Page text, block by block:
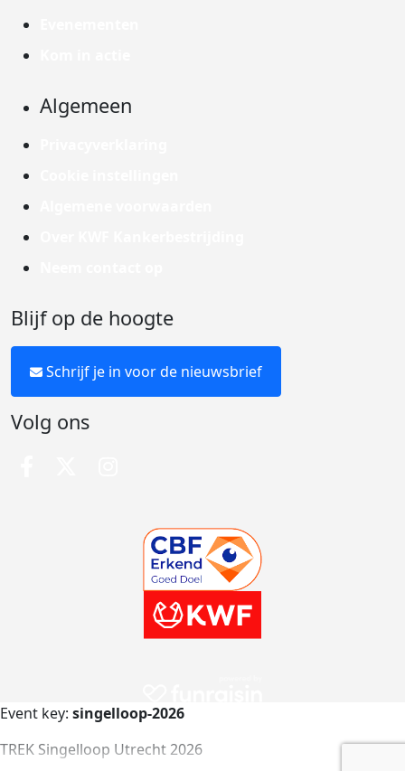
Algemeen
Blijf op de hoogte
Schrijf je in voor de nieuwsbrief
Volg ons
Event key: singelloop-2026
TREK Singelloop Utrecht 2026